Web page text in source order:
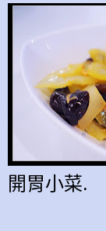
開胃小菜.